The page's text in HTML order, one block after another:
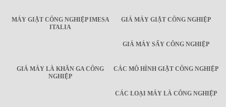
MÁY GIẶT CÔNG NGHIỆP IMESA
ITALIA
GIÁ MÁY GIẶT CÔNG NGHIỆP
GIÁ MÁY SẤY CÔNG NGHIỆP
GIÁ MÁY LÀ KHĂN GA CÔNG
NGHIỆP
CÁC MÔ HÌNH GIẶT CÔNG NGHIỆP
CÁC LOẠI MÁY LÀ CÔNG NGHIỆP